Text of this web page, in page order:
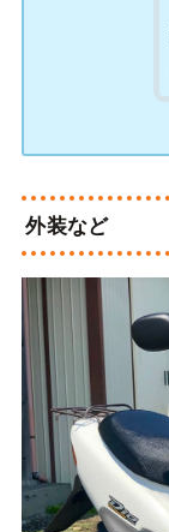
外装など